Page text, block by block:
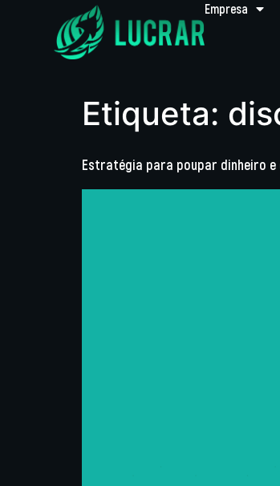
Empresa
Etiqueta:
Estratégia para poupar dinheiro